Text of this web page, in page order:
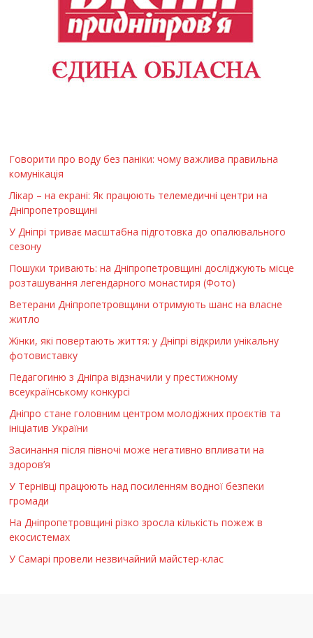
Говорити про воду без паніки: чому важлива правильна
комунікація
Лікар – на екрані: Як працюють телемедичні центри на
Дніпропетровщині
У Дніпрі триває масштабна підготовка до опалювального
сезону
Пошуки тривають: на Дніпропетровщині досліджують місце
розташування легендарного монастиря (Фото)
Ветерани Дніпропетровщини отримують шанс на власне
житло
Жінки, які повертають життя: у Дніпрі відкрили унікальну
фотовиставку
Педагогиню з Дніпра відзначили у престижному
всеукраїнському конкурсі
Дніпро стане головним центром молодіжних проєктів та
ініціатив України
Засинання після півночі може негативно впливати на
здоров’я
У Тернівці працюють над посиленням водної безпеки
громади
На Дніпропетровщині різко зросла кількість пожеж в
екосистемах
У Самарі провели незвичайний майстер-клас